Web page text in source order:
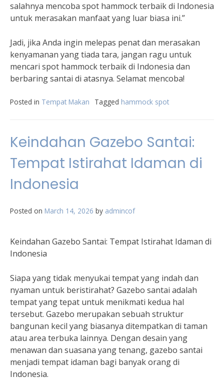
salahnya mencoba spot hammock terbaik di Indonesia
untuk merasakan manfaat yang luar biasa ini.”
Jadi, jika Anda ingin melepas penat dan merasakan
kenyamanan yang tiada tara, jangan ragu untuk
mencari spot hammock terbaik di Indonesia dan
berbaring santai di atasnya. Selamat mencoba!
Posted in Tempat Makan Tagged hammock spot
Keindahan Gazebo Santai:
Tempat Istirahat Idaman di
Indonesia
Posted on March 14, 2026 by admincof
Keindahan Gazebo Santai: Tempat Istirahat Idaman di
Indonesia
Siapa yang tidak menyukai tempat yang indah dan
nyaman untuk beristirahat? Gazebo santai adalah
tempat yang tepat untuk menikmati kedua hal
tersebut. Gazebo merupakan sebuah struktur
bangunan kecil yang biasanya ditempatkan di taman
atau area terbuka lainnya. Dengan desain yang
menawan dan suasana yang tenang, gazebo santai
menjadi tempat idaman bagi banyak orang di
Indonesia.